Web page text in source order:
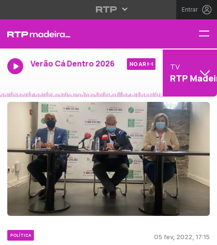
Entrar
Verão Cá Dentro 2026 NO AR TV
RTP
POLÍTICA 05 fev, 2022, 17:15